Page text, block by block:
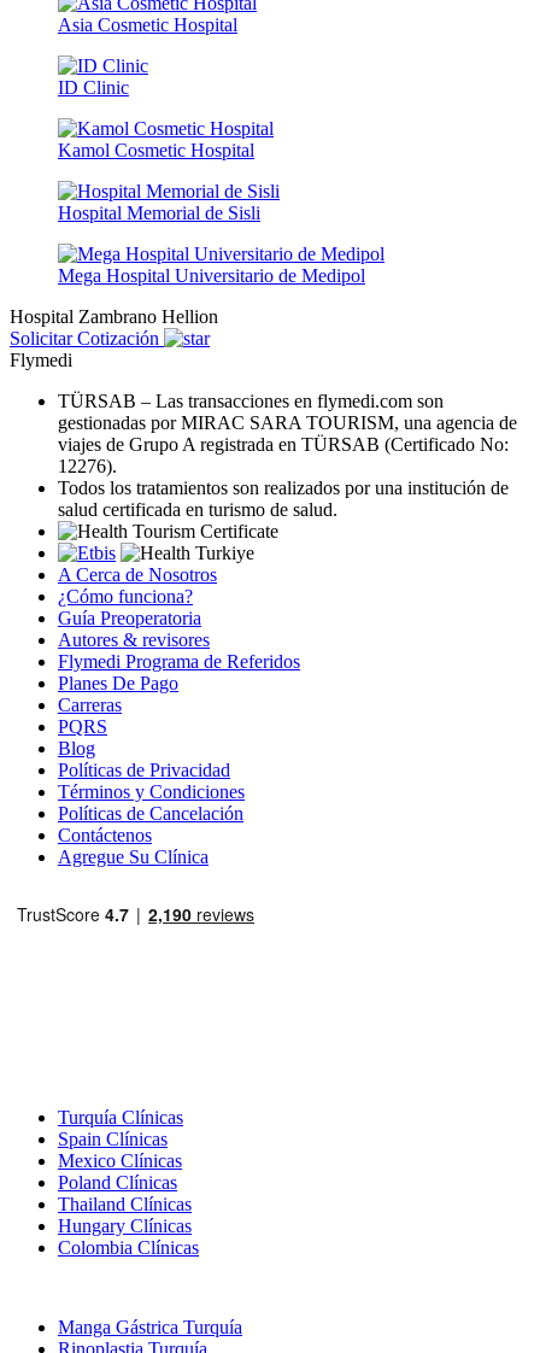
Asia Cosmetic Hospital
ID Clinic
Kamol Cosmetic Hospital
Hospital Memorial de Sisli
Mega Hospital Universitario de Medipol
Hospital Zambrano Hellion
Solicitar Cotización
Flymedi
TÜRSAB – Las transacciones en flymedi.com son
gestionadas por MIRAC SARA TOURISM, una agencia de
viajes de Grupo A registrada en TÜRSAB (Certificado No:
12276).
Todos los tratamientos son realizados por una institución de
salud certificada en turismo de salud.
A Cerca de Nosotros
¿Cómo funciona?
Guía Preoperatoria
Autores & revisores
Flymedi Programa de Referidos
Planes De Pago
Carreras
PQRS
Blog
Políticas de Privacidad
Términos y Condiciones
Políticas de Cancelación
Contáctenos
Agregue Su Clínica
Turquía Clínicas
Spain Clínicas
Mexico Clínicas
Poland Clínicas
Thailand Clínicas
Hungary Clínicas
Colombia Clínicas
Manga Gástrica Turquía
Rinoplastia Turquía